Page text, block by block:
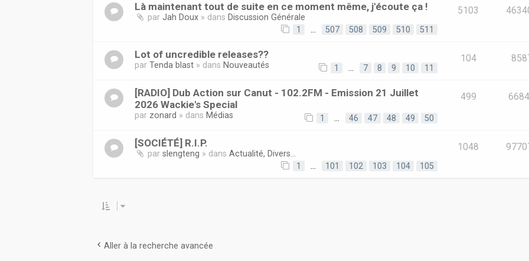
Là maintenant tout de suite en ce moment même, j'écoute ça !
parJah Doux » dans Discussion Générale
1
507 508 509 510 511
5103
Lot of uncredible releases??
parTenda blast » dans Nouveautés 1 7 8 9 10 11
104
[RADIO] Dub Action sur Canut - 102.2FM - Emission 21 Juillet
2026 Wackie's Special
par zonard » dans Médias 1 46 47 48 49 50
499
[SOCIÉTÉ] R.I.P.
parslengteng » dansActualité, Divers...
1
101 102 103 104 105
1048
Aller à la recherche avancée